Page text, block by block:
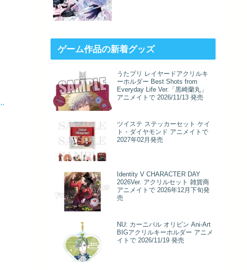
ゲーム作品の新着グッズ
うたプリ レイヤードアクリルキ
ーホルダー Best Shots from
Everyday Life Ver.「黒崎蘭丸」
アニメイトで 2026/11/13 発売
ツイステ ステッカーセット ケイ
ト・ダイヤモンド アニメイトで
2027年02月発売
Identity V CHARACTER DAY
2026Ver. アクリルセット 雑貨商
アニメイトで 2026年12月下旬発
売
NU: カーニバル オリビン Ani-Art
BIGアクリルキーホルダー アニメ
イトで 2026/11/19 発売